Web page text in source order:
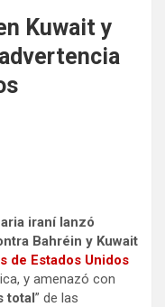
Kuwait y
iraní lanzó
Bahréin y Kuwait
de Estados Unidos
y amenazó con
total” de las